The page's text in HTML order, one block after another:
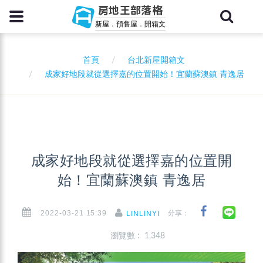
房地王部落格
新屋．預售屋．開箱文
首頁
台北新屋開箱文
成家好地段就從選擇嘉的位置開始！宜蘭蘇澳鎮 青逸居
成家好地段就從選擇嘉的位置開
始！宜蘭蘇澳鎮 青逸居
2022-03-21 15:39 LINLINYI 分享：
瀏覽數 : 1,348